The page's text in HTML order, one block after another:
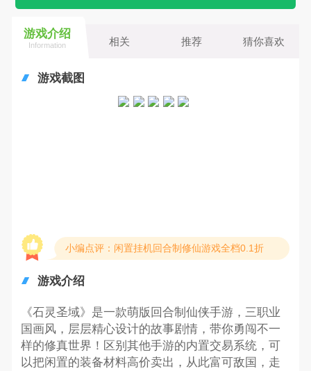
游戏介绍
Information 相关 推荐 猜你喜欢
游戏截图
小编点评：闲置挂机回合制修仙游戏全档0.1折
游戏介绍
《石灵圣域》是一款萌版回合制仙侠手游，三职业
国画风，层层精心设计的故事剧情，带你勇闯不一
样的修真世界！区别其他手游的内置交易系统，可
以把闲置的装备材料高价卖出，从此富可敌国，走